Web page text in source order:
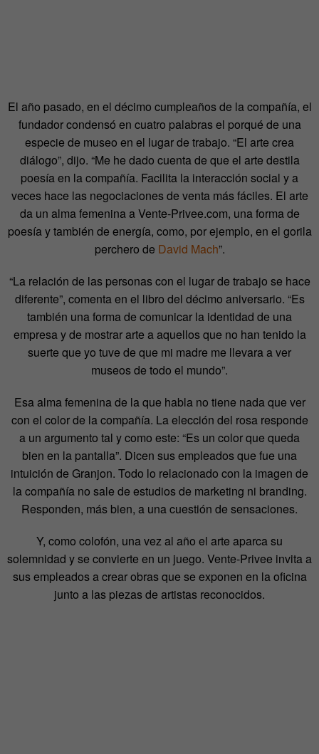
El año pasado, en el décimo cumpleaños de la compañía, el
fundador condensó en cuatro palabras el porqué de una
especie de museo en el lugar de trabajo. “El arte crea
diálogo”, dijo. “Me he dado cuenta de que el arte destila
poesía en la compañía. Facilita la interacción social y a
veces hace las negociaciones de venta más fáciles. El arte
da un alma femenina a Vente-Privee.com, una forma de
poesía y también de energía, como, por ejemplo, en el gorila
perchero de David Mach”.
“La relación de las personas con el lugar de trabajo se hace
diferente”, comenta en el libro del décimo aniversario. “Es
también una forma de comunicar la identidad de una
empresa y de mostrar arte a aquellos que no han tenido la
suerte que yo tuve de que mi madre me llevara a ver
museos de todo el mundo”.
Esa alma femenina de la que habla no tiene nada que ver
con el color de la compañía. La elección del rosa responde
a un argumento tal y como este: “Es un color que queda
bien en la pantalla”. Dicen sus empleados que fue una
intuición de Granjon. Todo lo relacionado con la imagen de
la compañía no sale de estudios de marketing ni branding.
Responden, más bien, a una cuestión de sensaciones.
Y, como colofón, una vez al año el arte aparca su
solemnidad y se convierte en un juego. Vente-Privee invita a
sus empleados a crear obras que se exponen en la oficina
junto a las piezas de artistas reconocidos.